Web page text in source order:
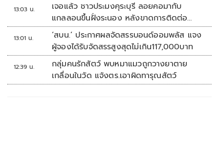
13:03 น.
เจอแล้ว ชาวประมงคุระบุรี ลอยคอมากับ
แกลลอนขึ้นฝั่งระนอง หลังขาดการติดต่อ
หลายวัน
13:01 น.
‘สบน.’ ประกาศผลจัดสรรบอนด์ออมพลัส แจง
ผู้จองได้รับจัดสรรสูงสุดไม่เกิน117,000บาท
12:39 น.
กลุ่มคนรักสัตว์ พบหมาแมวถูกวางยาตาย
เกลื่อนในวัด แจ้งตร.เอาผิดทารุณสัตว์